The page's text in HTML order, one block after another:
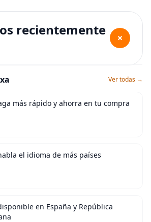
recientemente
+
Ver todas →
más rápido y ahorra en tu compra
el idioma de más países
en España y República